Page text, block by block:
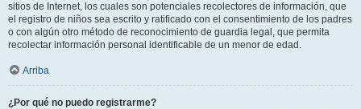
sitios de Internet, los cuales son potenciales recolectores de información, que
el registro de niños sea escrito y ratificado con el consentimiento de los padres
o con algún otro método de reconocimiento de guardia legal, que permita
recolectar información personal identificable de un menor de edad.
Arriba
¿Por qué no puedo registrarme?